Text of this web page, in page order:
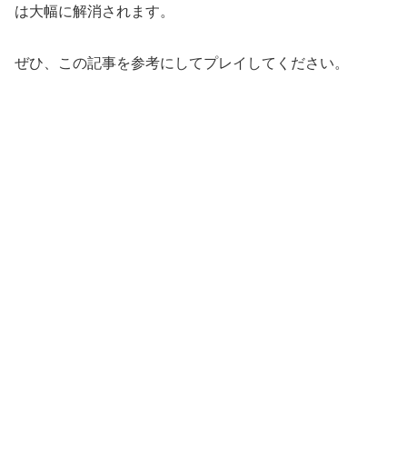
は大幅に解消されます。
ぜひ、この記事を参考にしてプレイしてください。